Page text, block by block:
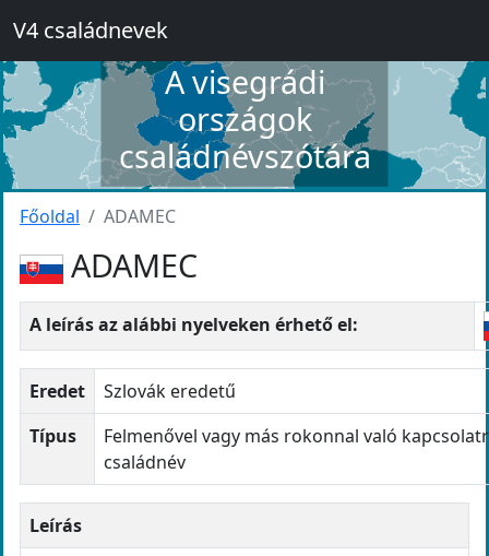
V4 családnevek
A visegrádi
országok
családnévszótára
Főoldal ADAMEC
ADAMEC
A leírás az alábbi nyelveken érhető el:
Eredet
Szlovák eredetű
Típus
Felmenővel vagy más rokonnal való
családnév
Leírás